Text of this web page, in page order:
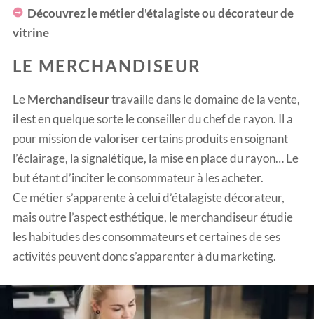
Découvrez le métier d'étalagiste ou décorateur de
vitrine
LE MERCHANDISEUR
Le Merchandiseurtravaille dans le domaine de la vente,
il est en quelque sorte le conseiller du chef de rayon. Il a
pour mission de valoriser certains produits en soignant
l’éclairage, la signalétique, la mise en place du rayon… Le
but étant d’inciter le consommateur à les acheter.
Ce métier s’apparente à celui d’étalagiste décorateur,
mais outre l’aspect esthétique, le merchandiseur étudie
les habitudes des consommateurs et certaines de ses
activités peuvent donc s’apparenter à du marketing.